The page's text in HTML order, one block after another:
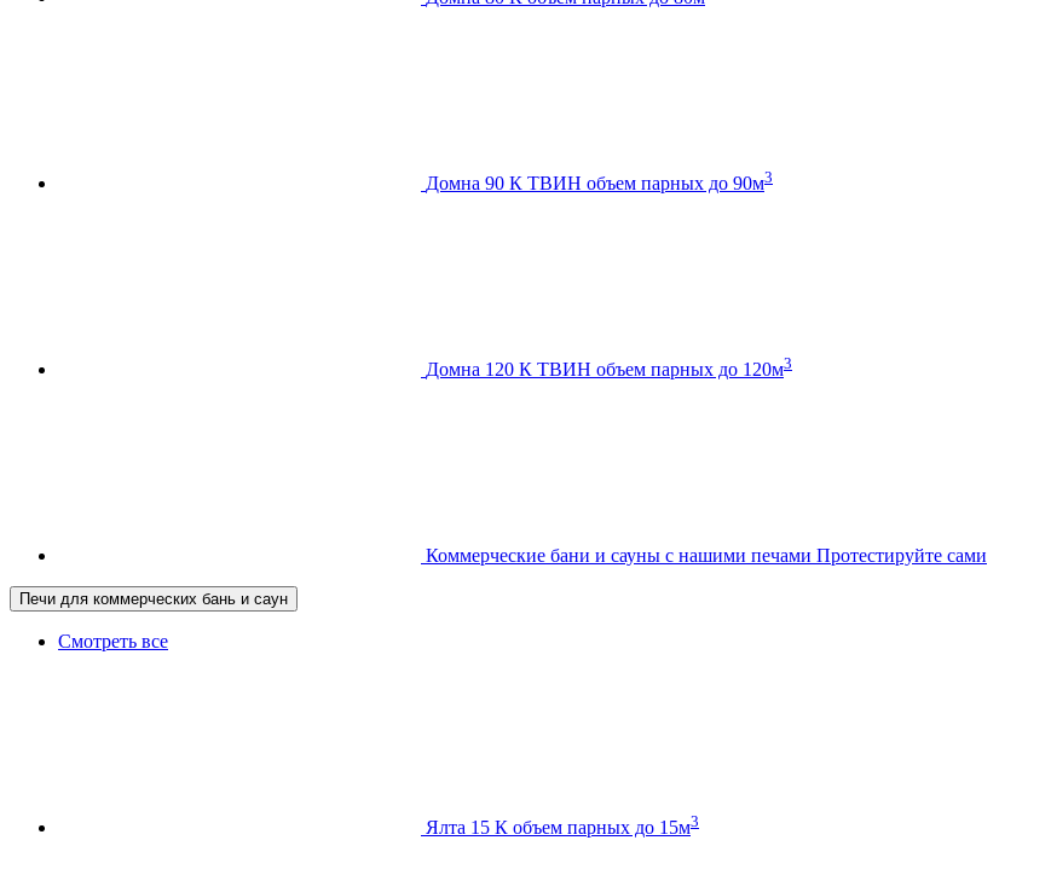
Домна 90 К ТВИН объем парных до 90м3
Домна 120 К ТВИН объем парных до 120м3
Коммерческие бани и сауны с нашими печами Протестируйте сами
Печи для коммерческих бань и саун
Смотреть все
Ялта 15 К объем парных до 15м3